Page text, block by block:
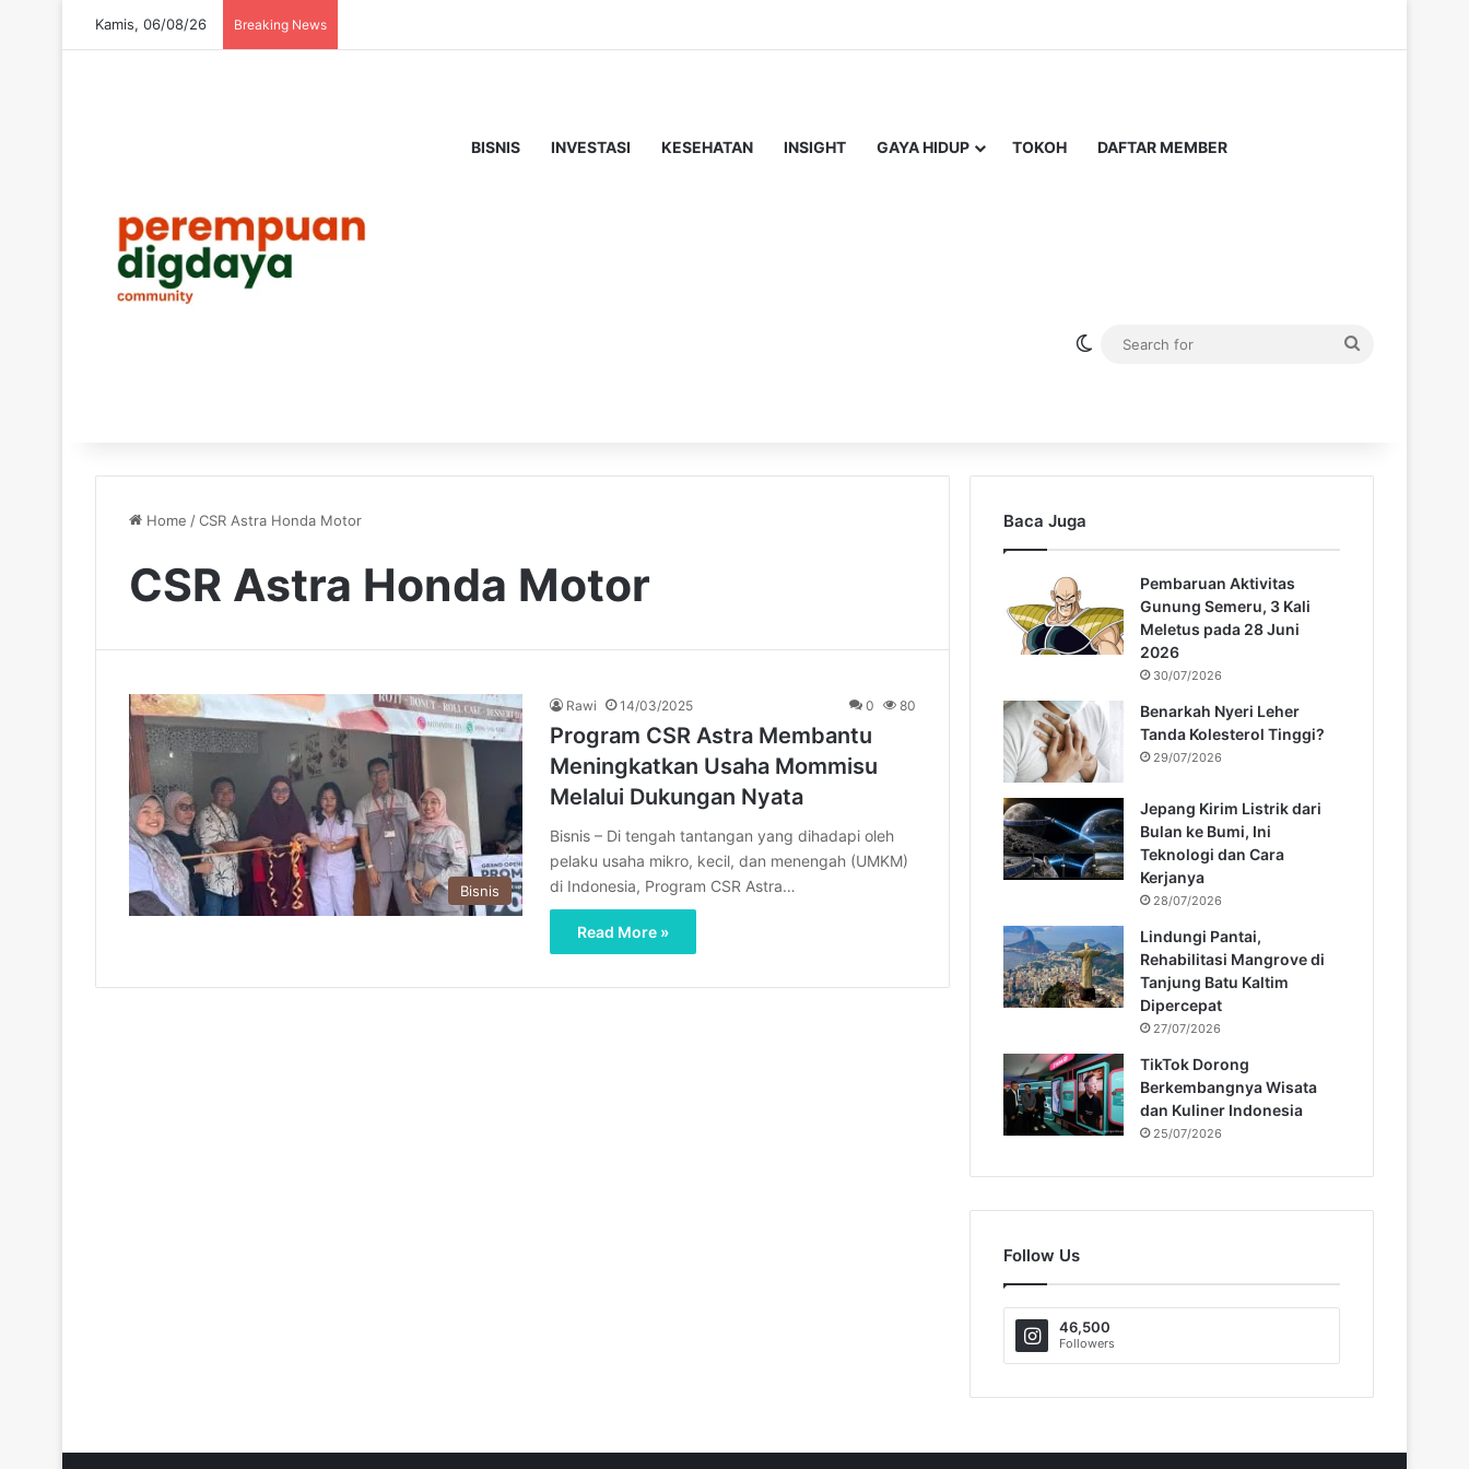
Kamis, 06/08/26 Breaking News
BISNIS INVESTASI KESEHATAN INSIGHT GAYA HIDUP TOKOH DAFTAR MEMBER
Switch skin
Home /CSR Astra Honda Motor
CSR Astra Honda Motor
Bisnis
Rawi 14/03/2025 0 80
Program CSR Astra Membantu
Meningkatkan Usaha Mommisu
Melalui Dukungan Nyata
Bisnis – Di tengah tantangan yang dihadapi oleh
pelaku usaha mikro, kecil, dan menengah (UMKM)
di Indonesia, Program CSR Astra…
Read More »
Baca Juga
Pembaruan Aktivitas
Gunung Semeru, 3 Kali
Meletus pada 28 Juni
2026
30/07/2026
Benarkah Nyeri Leher
Tanda Kolesterol Tinggi?
29/07/2026
Jepang Kirim Listrik dari
Bulan ke Bumi, Ini
Teknologi dan Cara
Kerjanya
28/07/2026
Lindungi Pantai,
Rehabilitasi Mangrove di
Tanjung Batu Kaltim
Dipercepat
27/07/2026
TikTok Dorong
Berkembangnya Wisata
dan Kuliner Indonesia
25/07/2026
Follow Us
46,500
Followers